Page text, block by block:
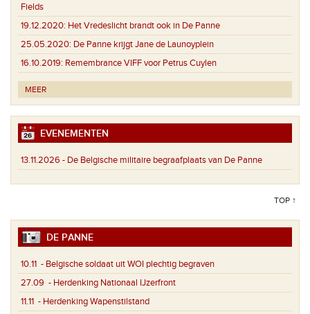
Fields
19.12.2020: Het Vredeslicht brandt ook in De Panne
25.05.2020: De Panne krijgt Jane de Launoyplein
16.10.2019: Remembrance VIFF voor Petrus Cuylen
MEER
EVENEMENTEN
13.11.2026 - De Belgische militaire begraafplaats van De Panne
TOP ↑
DE PANNE
10.11 - Belgische soldaat uit WOI plechtig begraven
27.09 - Herdenking Nationaal IJzerfront
11.11 - Herdenking Wapenstilstand